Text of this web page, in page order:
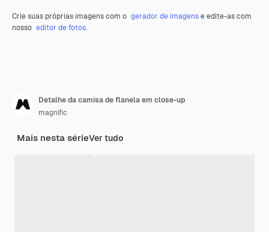
Crie suas próprias imagens com o gerador de imagense edite-as com
nosso editor de fotos.
Detalhe da camisa de flanela em close-up
magnific
Mais nesta sérieVer tudo